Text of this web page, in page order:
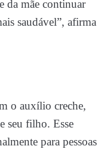
da mãe continuar
saudável”, afirma
o auxílio creche,
seu filho. Esse
para pessoas